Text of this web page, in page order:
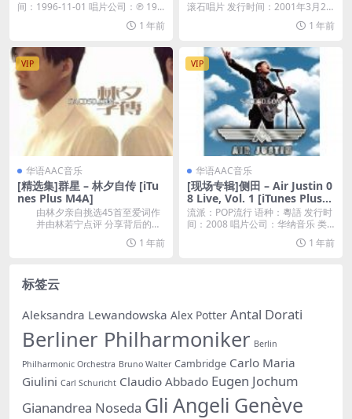
间：1996-11-01 唱片公司：℗ 19...
1 年前
滚石唱片 发行时间：2001年3月28
1 年前
VIP
华语AAC音乐
[精选集]群星 – 林夕自传 [iTu
nes Plus M4A]
由林夕亲自挑选45首至爱词作
并由林若宁点评 分享背后的故
1 年前
VIP
华语AAC音乐
[现场专辑]侧田 – Air Justin 0
8 Live, Vol. 1 [iTunes Plus
M4A]
流派：POP流行 语种：粵語 发行时
间：2008 唱片公司：华纳音乐 类
1 年前
标签云
Aleksandra Lewandowska Alex Potter Antal Dorati
Berliner Philharmoniker Berlin
Philharmonic Orchestra Bruno Walter Cambridge Carlo Maria
Giulini Carl Schuricht Claudio Abbado Eugen Jochum
Gianandrea Noseda Gli Angeli Genève